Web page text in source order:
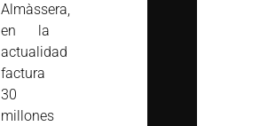
Almàssera,
en la
actualidad
factura
30
millones